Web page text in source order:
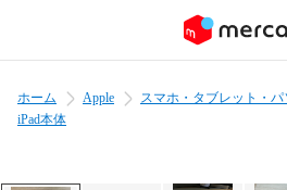
ホーム Apple スマホ・タブレット・パ
iPad本体